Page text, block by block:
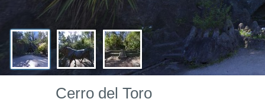
Cerro del Toro